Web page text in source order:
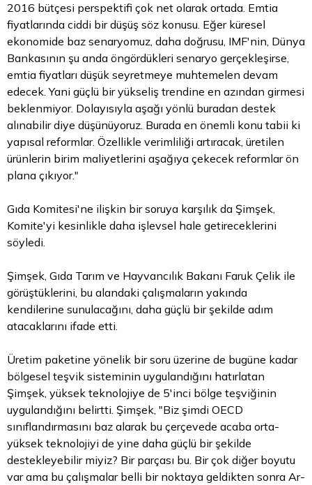
2016 bütçesi perspektifi çok net olarak ortada. Emtia
fiyatlarında ciddi bir düşüş söz konusu. Eğer küresel
ekonomide baz senaryomuz, daha doğrusu, IMF'nin, Dünya
Bankasının şu anda öngördükleri senaryo gerçekleşirse,
emtia fiyatları düşük seyretmeye muhtemelen devam
edecek. Yani güçlü bir yükseliş trendine en azından girmesi
beklenmiyor. Dolayısıyla aşağı yönlü buradan destek
alınabilir diye düşünüyoruz. Burada en önemli konu tabii ki
yapısal reformlar. Özellikle verimliliği artıracak, üretilen
ürünlerin birim maliyetlerini aşağıya çekecek reformlar ön
plana çıkıyor."
Gıda Komitesi'ne ilişkin bir soruya karşılık da Şimşek,
Komite'yi kesinlikle daha işlevsel hale getireceklerini
söyledi.
Şimşek, Gıda Tarım ve Hayvancılık Bakanı Faruk Çelik ile
görüştüklerini, bu alandaki çalışmaların yakında
kendilerine sunulacağını, daha güçlü bir şekilde adım
atacaklarını ifade etti.
Üretim paketine yönelik bir soru üzerine de bugüne kadar
bölgesel teşvik sisteminin uygulandığını hatırlatan
Şimşek, yüksek teknolojiye de 5'inci bölge teşviğinin
uygulandığını belirtti. Şimşek, "Biz şimdi OECD
sınıflandırmasını baz alarak bu çerçevede acaba orta-
yüksek teknolojiyi de yine daha güçlü bir şekilde
destekleyebilir miyiz? Bir parçası bu. Bir çok diğer boyutu
var ama bu çalışmalar belli bir noktaya geldikten sonra Ar-